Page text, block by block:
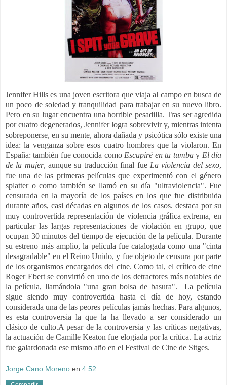
Jennifer Hills es una joven escritora que viaja al campo en busca de
un poco de soledad y tranquilidad para trabajar en su nuevo libro.
Pero en su lugar encuentra una horrible pesadilla. Tras ser agredida
por cuatro degenerados, Jennifer logra sobrevivir y, mientras intenta
sobreponerse, en su mente, ahora dañada y psicótica sólo existe una
idea: la venganza sobre esos cuatro hombres que la violaron. En
España: también fue conocida como Escupiré en tu tumbay El día
de la mujer, aunque su traducción final fue La violencia del sexo,
fue una de las primeras películas que experimentó con el género
splatter o como también se llamó en su día "ultraviolencia". Fue
censurada en la mayoría de los países en los que fue distribuida
durante años, casi décadas en algunos de los casos. destaca por su
muy controvertida representación de violencia gráfica extrema, en
particular las largas representaciones de violación en grupo, que
ocupan 30 minutos del tiempo de ejecución de la película. Durante
su estreno más amplio, la película fue catalogada como una "cinta
desagradable" en el Reino Unido, y fue objeto de censura por parte
de los organismos encargados del cine. Como tal, el crítico de cine
Roger Ebert se convirtió en uno de los detractores más notables de
la película, llamándola "una gran bolsa de basura".
La película
sigue siendo muy controvertida hasta el día de hoy, estando
considerada una de las peores películas jamás hechas. Para algunos,
es esta controversia la que la ha llevado a ser considerado un
clásico de culto.A pesar de la controversia y las críticas negativas,
la actuación de Camille Keaton fue elogiada por la crítica. La actriz
fue galardonada ese mismo año en el Festival de Cine de Sitges.
Jorge Cano Moreno en 4:52